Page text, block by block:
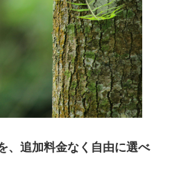
追加料金なく自由に選べ